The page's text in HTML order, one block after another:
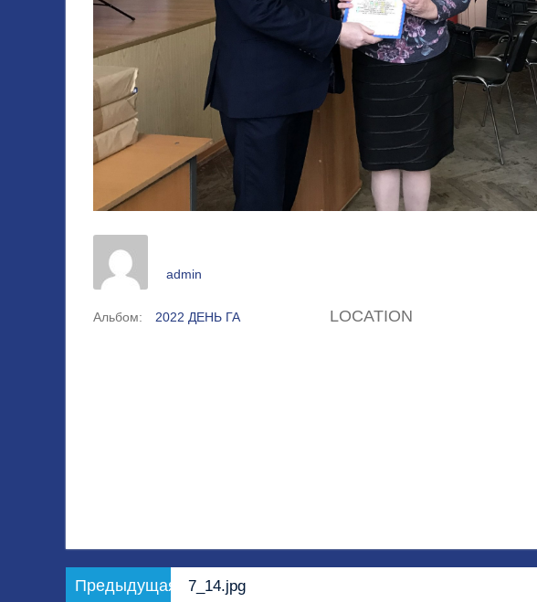
admin
Альбом: 2022 ДЕНЬ ГА LOCATION
Навигация
по
Предыдущая
запись:
7_14.jpg